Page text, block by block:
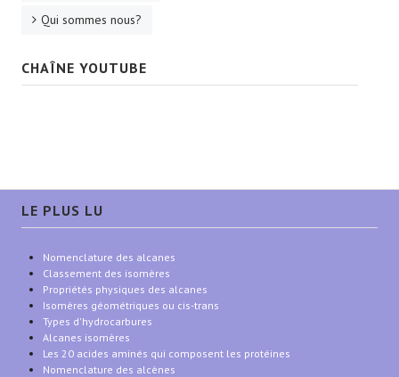
Qui sommes nous?
CHAÎNE YOUTUBE
LE PLUS LU
Nomenclature des alcanes
Classement des isomères
Propriétés physiques des alcanes
Isomères géométriques ou cis-trans
Types d'hydrocarbures
Alcanes isomères
Les 20 acides aminés qui composent les protéines
Nomenclature des alcènes